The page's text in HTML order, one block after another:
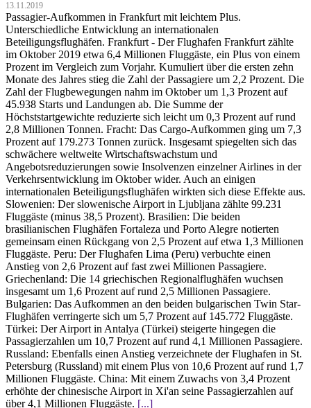
13.11.2019
Passagier-Aufkommen in Frankfurt mit leichtem Plus.
Unterschiedliche Entwicklung an internationalen
Beteiligungsflughäfen. Frankfurt - Der Flughafen Frankfurt zählte
im Oktober 2019 etwa 6,4 Millionen Fluggäste, ein Plus von einem
Prozent im Vergleich zum Vorjahr. Kumuliert über die ersten zehn
Monate des Jahres stieg die Zahl der Passagiere um 2,2 Prozent. Die
Zahl der Flugbewegungen nahm im Oktober um 1,3 Prozent auf
45.938 Starts und Landungen ab. Die Summe der
Höchststartgewichte reduzierte sich leicht um 0,3 Prozent auf rund
2,8 Millionen Tonnen. Fracht: Das Cargo-Aufkommen ging um 7,3
Prozent auf 179.273 Tonnen zurück. Insgesamt spiegelten sich das
schwächere weltweite Wirtschaftswachstum und
Angebotsreduzierungen sowie Insolvenzen einzelner Airlines in der
Verkehrsentwicklung im Oktober wider. Auch an einigen
internationalen Beteiligungsflughäfen wirkten sich diese Effekte aus.
Slowenien: Der slowenische Airport in Ljubljana zählte 99.231
Fluggäste (minus 38,5 Prozent). Brasilien: Die beiden
brasilianischen Flughäfen Fortaleza und Porto Alegre notierten
gemeinsam einen Rückgang von 2,5 Prozent auf etwa 1,3 Millionen
Fluggäste. Peru: Der Flughafen Lima (Peru) verbuchte einen
Anstieg von 2,6 Prozent auf fast zwei Millionen Passagiere.
Griechenland: Die 14 griechischen Regionalflughäfen wuchsen
insgesamt um 1,6 Prozent auf rund 2,5 Millionen Passagiere.
Bulgarien: Das Aufkommen an den beiden bulgarischen Twin Star-
Flughäfen verringerte sich um 5,7 Prozent auf 145.772 Fluggäste.
Türkei: Der Airport in Antalya (Türkei) steigerte hingegen die
Passagierzahlen um 10,7 Prozent auf rund 4,1 Millionen Passagiere.
Russland: Ebenfalls einen Anstieg verzeichnete der Flughafen in St.
Petersburg (Russland) mit einem Plus von 10,6 Prozent auf rund 1,7
Millionen Fluggäste. China: Mit einem Zuwachs von 3,4 Prozent
erhöhte der chinesische Airport in Xi'an seine Passagierzahlen auf
über 4,1 Millionen Fluggäste. [...]